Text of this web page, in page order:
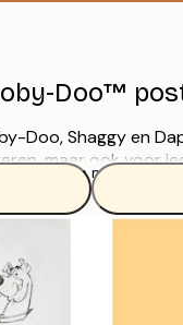
Doo™
Doo, Shaggy en
maar ook voor
kantoor aan huis!
Lees meer